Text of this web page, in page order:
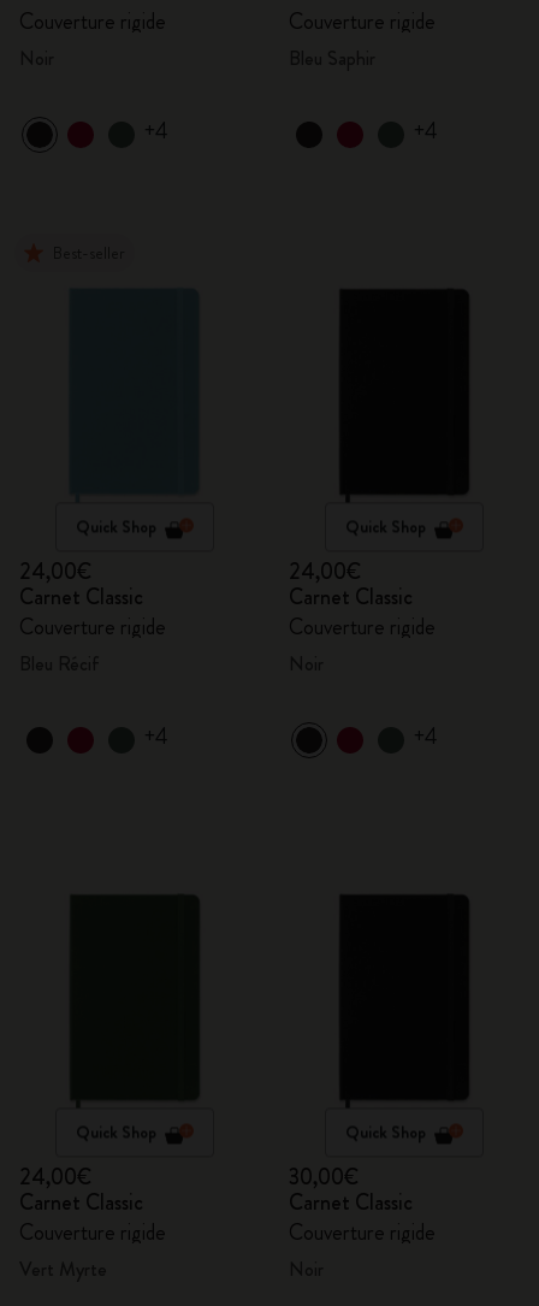
Couverture rigide
+4
Couverture rigide
+4
Quick Shop
24,00€
Carnet Classic
Couverture rigide
+4
Quick Shop
24,00€
Carnet Classic
Couverture rigide
+4
Quick Shop
24,00€
Carnet Classic
Couverture rigide
Quick Shop
30,00€
Carnet Classic
Couverture rigide